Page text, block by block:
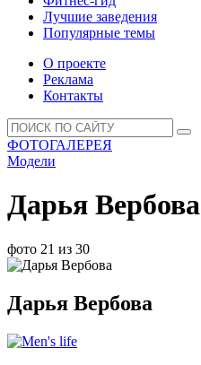
Лучшие заведения
Популярные темы
О проекте
Реклама
Контакты
ФОТОГАЛЕРЕЯ
Модели
Дарья Вербова
фото 21 из 30
Дарья Вербова